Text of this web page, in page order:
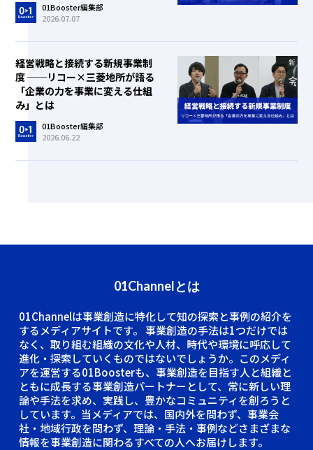
01Booster編集部
2026.07.07
経営戦略と接続する新規事業制
度 ──リコー×三菱地所が語る
「企業の力を事業に変える仕組
み」とは
01Booster編集部
2026.06.22
01Channelとは
01Channelは事業創造に特化して知の探索と事例の紹介を
するメディアサイトです。 事業創造の手法は1つだけでは
なく、取り組む組織の文化や人材、時代や環境に呼応して
進化・探索していくものではないでしょうか。このメディ
アを運営する01Boosterも、事業創造を目指す人と組織と
ともに成長する事業創造パートナーとして、常に新しい理
論や手法を求め、実践し、豊かなコミュニティを創ろうと
しています。当メディアでは、国内外を問わず、事業会
社・地域行政を問わず、理論・手法・事例などさまざまな
情報を事業創造に関わるすべての人へお届けします。